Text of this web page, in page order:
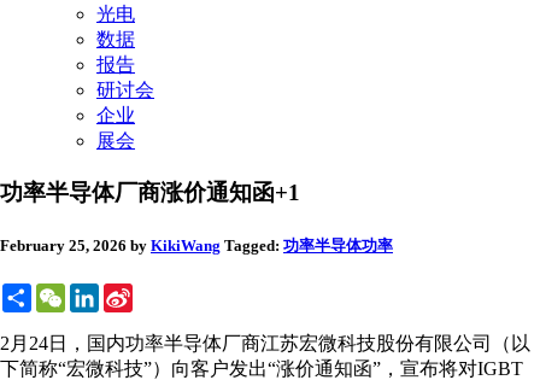
光电
数据
报告
研讨会
企业
展会
功率半导体厂商涨价通知函+1
February 25, 2026 by KikiWang Tagged: 功率半导体功率
ShareWeChatLinkedIn
2月24日，国内功率半导体厂商江苏宏微科技股份有限公司（以
下简称“宏微科技”）向客户发出“涨价通知函”，宣布将对IGBT